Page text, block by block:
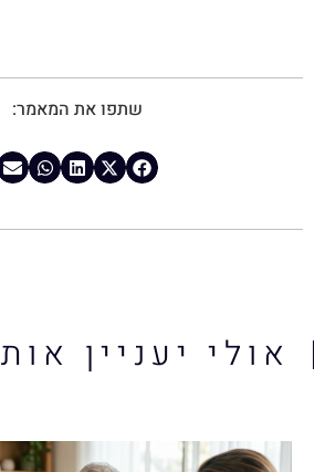
שתפו את המאמר:
אולי יעניין